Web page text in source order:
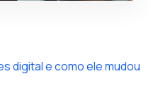
digital e como ele mudou